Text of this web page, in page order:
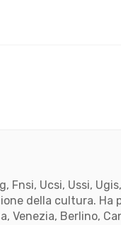
Fnsi, Ucsi, Ussi,
della cultura.
Venezia, Berlino,